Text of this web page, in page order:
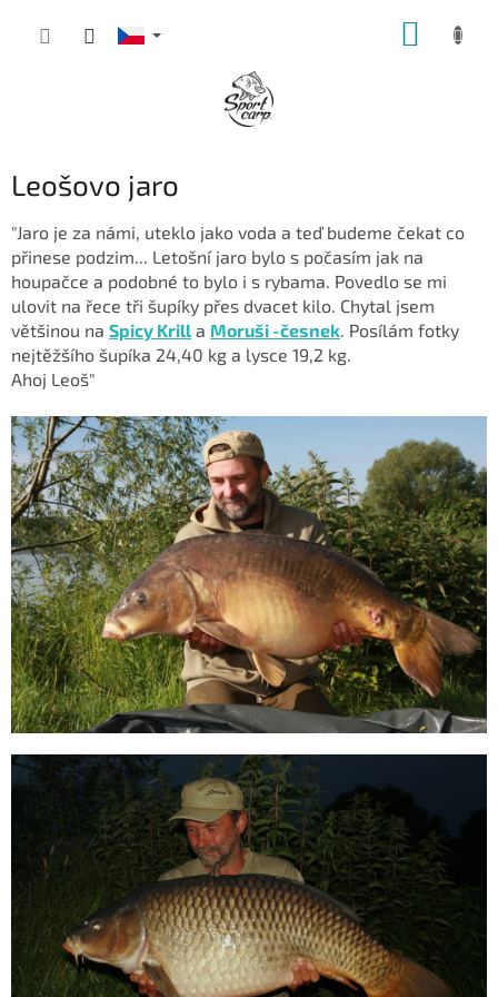
Leošovo jaro
"Jaro je za námi, uteklo jako voda a teď budeme čekat co
přinese podzim... Letošní jaro bylo s počasím jak na
houpačce a podobné to bylo i s rybama. Povedlo se mi
ulovit na řece tři šupíky přes dvacet kilo. Chytal jsem
většinou na Spicy Krill a Moruši -česnek . Posílám fotky
nejtěžšího šupíka 24,40 kg a lysce 19,2 kg.
Ahoj Leoš"